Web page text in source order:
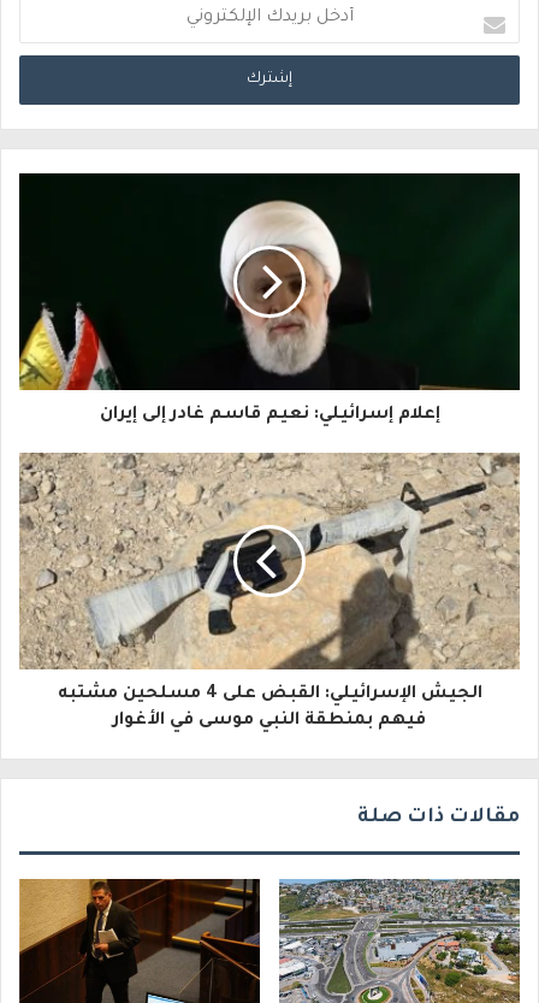
د
خ
ا
إ
ل
ك
ت
ر
إعلام إسرائيلي: نعيم قاسم غادر إلى إيران
الجيش الإسرائيلي: القبض على 4 مسلحين مشتبه
فيهم بمنطقة النبي موسى في الأغوار
مقالات ذات صلة